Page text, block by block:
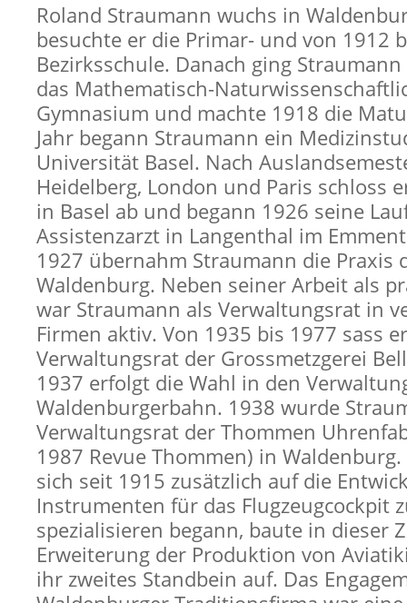
Roland Straumann wuchs in
besuchte er die Primar- und von 1912
Bezirksschule. Danach ging
das Mathematisch-
Gymnasium und machte 1918 die
Jahr begann Straumann ein
Universität Basel. Nach
Heidelberg, London und Paris schloss
in Basel ab und begann 1926 seine
Assistenzarzt in Langenthal im
1927 übernahm Straumann die Praxis
Waldenburg. Neben seiner Arbeit als
war Straumann als Verwaltungsrat in
Firmen aktiv. Von 1935 bis 1977 sass
Verwaltungsrat der Grossmetzgerei
1937 erfolgt die Wahl in den
Waldenburgerbahn. 1938 wurde
Verwaltungsrat der Thommen
1987 Revue Thommen) in
sich seit 1915 zusätzlich auf die
Instrumenten für das Flugzeugcockpit
spezialisieren begann, baute in dieser
Erweiterung der Produktion von
ihr zweites Standbein auf. Das